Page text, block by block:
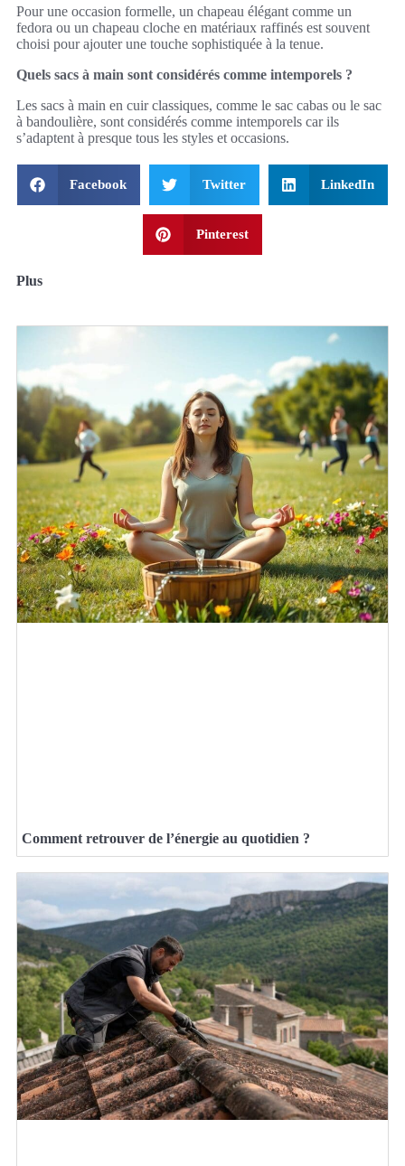
Pour une occasion formelle, un chapeau élégant comme un
fedora ou un chapeau cloche en matériaux raffinés est souvent
choisi pour ajouter une touche sophistiquée à la tenue.
Quels sacs à main sont considérés comme intemporels ?
Les sacs à main en cuir classiques, comme le sac cabas ou le sac
à bandoulière, sont considérés comme intemporels car ils
s’adaptent à presque tous les styles et occasions.
Facebook Twitter LinkedIn
Pinterest
Plus
Comment retrouver de l’énergie au quotidien ?